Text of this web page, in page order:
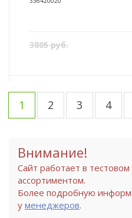
3805 руб.
1 2 3 4
Внимание!
Сайт работает в
ассортиментом.
Более подробную
у менеджеров.